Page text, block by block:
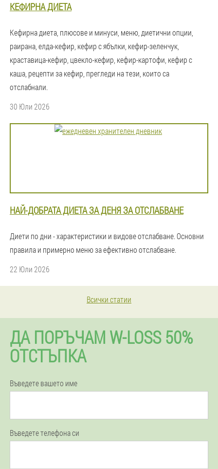
КЕФИРНА ДИЕТА
Кефирна диета, плюсове и минуси, меню, диетични опции,
раирана, елда-кефир, кефир с ябълки, кефир-зеленчук,
краставица-кефир, цвекло-кефир, кефир-картофи, кефир с
каша, рецепти за кефир, прегледи на тези, които са
отслабнали.
30 Юли 2026
НАЙ-ДОБРАТА ДИЕТА ЗА ДЕНЯ ЗА ОТСЛАБВАНЕ
Диети по дни - характеристики и видове отслабване. Основни
правила и примерно меню за ефективно отслабване.
22 Юли 2026
Всички статии
ДА ПОРЪЧАМ W-LOSS 50%
ОТСТЪПКА
Въведете вашето име
Въведете телефона си